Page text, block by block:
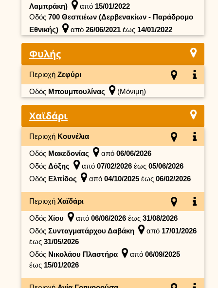
Λαμπράκη)
από 15/01/2022
Οδός 700 Θεσπιέων (Δερβενακίων - Παράδρομο
Εθνικής)
από 26/06/2021 έως 14/01/2022
Φυλής
Περιοχή Ζεφύρι
Οδός Μπουμπουλίνας (Μόνιμη)
Χαϊδάρι
Περιοχή Κουνέλια
Οδός Μακεδονίας από 06/06/2026
Οδός Δόξης από 07/02/2026 έως 05/06/2026
Οδός Ελπίδος από 04/10/2025 έως 06/02/2026
Περιοχή Χαϊδάρι
Οδός Χίου από 06/06/2026 έως 31/08/2026
Οδός Συνταγματάρχου Δαβάκη από 17/01/2026
έως 31/05/2026
Οδός Νικολάου Πλαστήρα από 06/09/2025
έως 15/01/2026